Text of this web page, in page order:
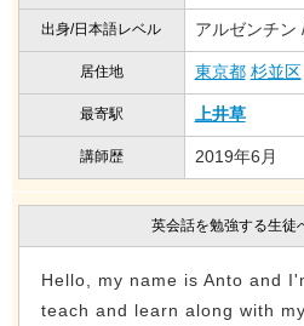
出身/日本語レベル アルゼンチン
居住地 東京都 杉並区
最寄駅 上井草
講師歴 2019年6月
英会話を勉強する生徒
Hello, my name is Anto and
teach and learn along with